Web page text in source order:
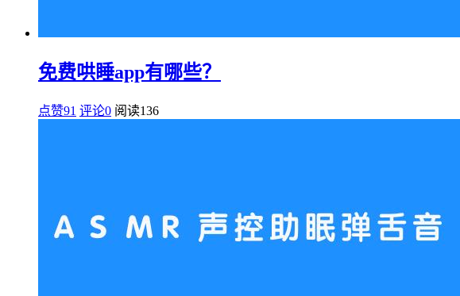
免费哄睡app有哪些？
点赞91 评论0 阅读136